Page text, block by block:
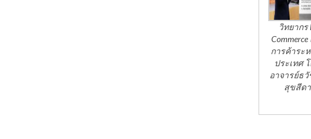
วิทยากร
Commerce
การค้าระ
ประเทศ
อาจารย์ธ
สุขสีดา